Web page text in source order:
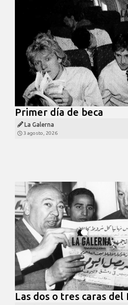
Primer día de beca
La Galerna
3 agosto, 2026
Las dos o tres caras del